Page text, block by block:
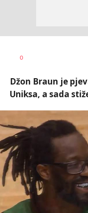
AUTOR
0
Džon Braun je
Uniksa, a sada